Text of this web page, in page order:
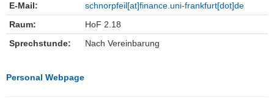
Prof. Dr. Hackethal
Wiss. Assistent*innen
E-Mail:
schnorpfeil[at]finance.uni-frankfurt[dot]de
Raum:
HoF 2.18
Sprechstunde:
Nach Vereinbarung
Personal Webpage